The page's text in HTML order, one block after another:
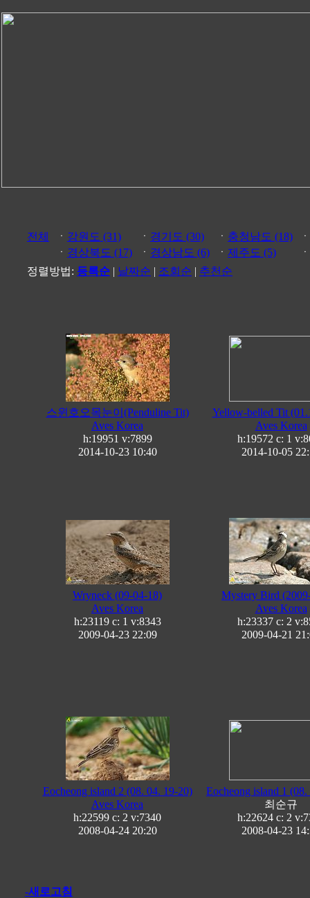
전체 ㆍ 강원도 (31) ㆍ 경기도 (30) ㆍ 충청남도 (18)
ㆍ
ㆍ 경상북도 (17) ㆍ 경상남도 (6) ㆍ 제주도 (5)
ㆍ
정렬방법: 등록순 | 날짜순 | 조회순 | 추천순
스윈호오목눈이(Penduline Tit)
Aves Korea
h:19951 v:7899
2014-10-23 10:40
Yellow-belled Tit
Aves Korea
h:19572 c: 1
2014-10-05
Wryneck (09-04-18)
Aves Korea
h:23119 c: 1 v:8343
2009-04-23 22:09
Mystery Bird
Aves Korea
h:23337 c: 2
2009-04-21
Eocheong island 2 (08. 04. 19-20)
Aves Korea
h:22599 c: 2 v:7340
2008-04-24 20:20
Eocheong island 1
최순규
h:22624 c: 2
2008-04-23
-새로고침